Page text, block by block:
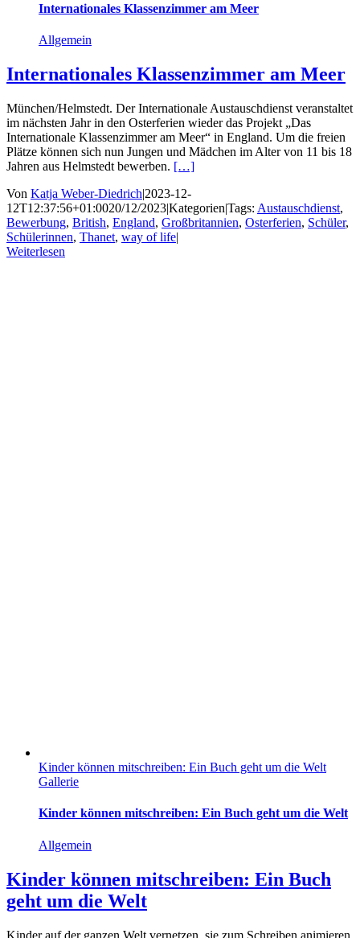
Internationales Klassenzimmer am Meer
Allgemein
Internationales Klassenzimmer am Meer
München/Helmstedt. Der Internationale Austauschdienst veranstaltet
im nächsten Jahr in den Osterferien wieder das Projekt „Das
Internationale Klassenzimmer am Meer“ in England. Um die freien
Plätze können sich nun Jungen und Mädchen im Alter von 11 bis 18
Jahren aus Helmstedt bewerben. […]
Von Katja Weber-Diedrich|2023-12-
12T12:37:56+01:0020/12/2023|Kategorien|Tags: Austauschdienst,
Bewerbung, British, England, Großbritannien, Osterferien, Schüler,
Schülerinnen, Thanet, way of life|
Weiterlesen
Kinder können mitschreiben: Ein Buch geht um die Welt
Gallerie
Kinder können mitschreiben: Ein Buch geht um die Welt
Allgemein
Kinder können mitschreiben: Ein Buch
geht um die Welt
Kinder auf der ganzen Welt vernetzen, sie zum Schreiben animieren